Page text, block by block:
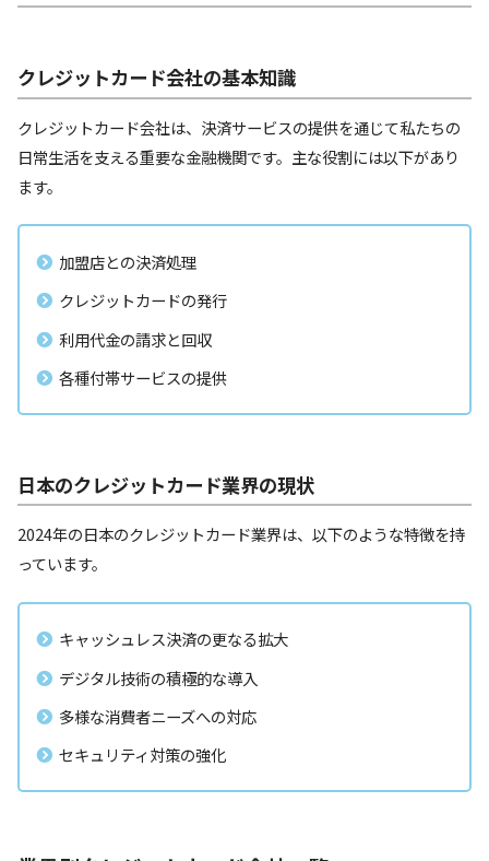
クレジットカード会社の基本知識
クレジットカード会社は、決済サービスの提供を通じて私たちの
日常生活を支える重要な金融機関です。主な役割には以下があり
ます。
加盟店との決済処理
クレジットカードの発行
利用代金の請求と回収
各種付帯サービスの提供
日本のクレジットカード業界の現状
2024年の日本のクレジットカード業界は、以下のような特徴を持
っています。
キャッシュレス決済の更なる拡大
デジタル技術の積極的な導入
多様な消費者ニーズへの対応
セキュリティ対策の強化